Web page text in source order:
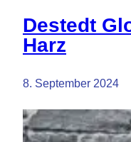
Destedt
Harz
8. September 2024